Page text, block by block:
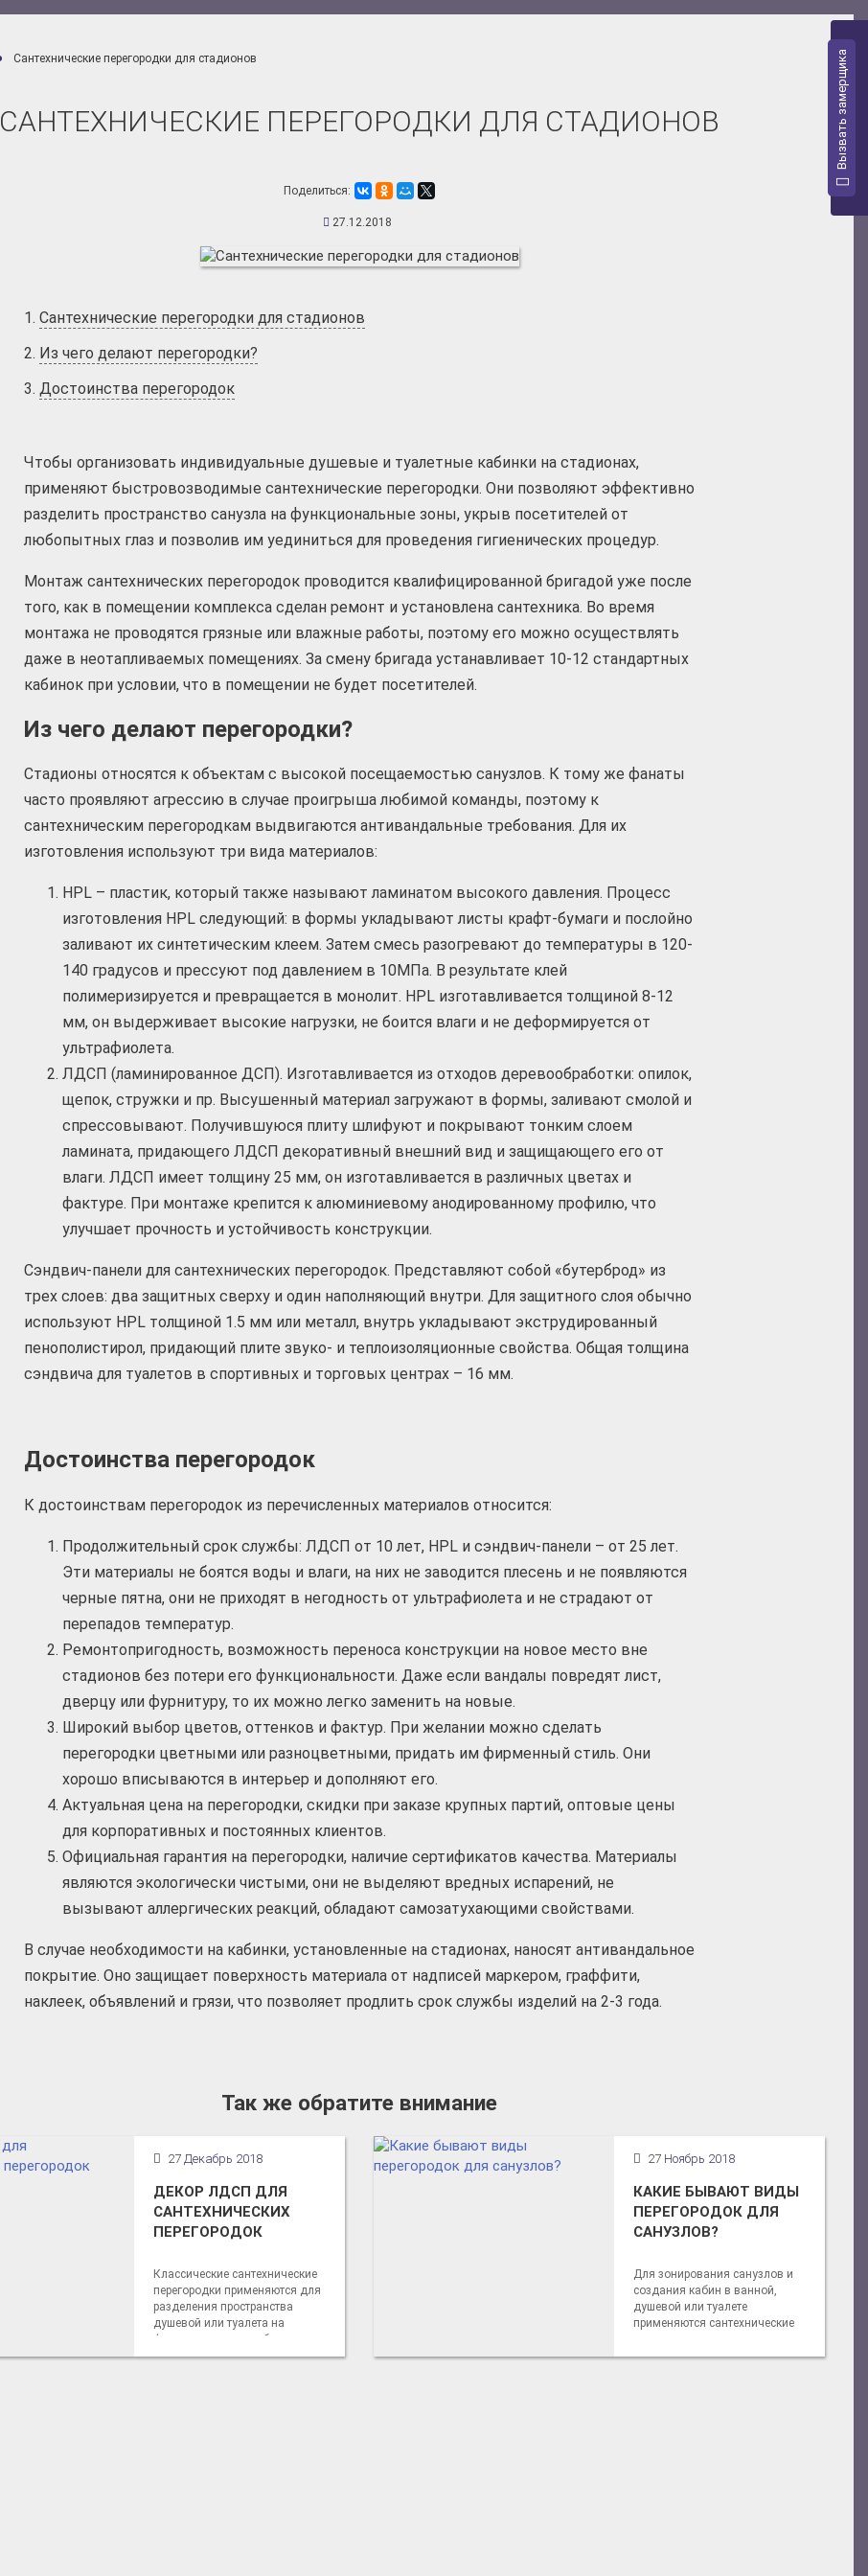
Вызвать замерщика
Сантехнические перегородки для стадионов
САНТЕХНИЧЕСКИЕ ПЕРЕГОРОДКИ ДЛЯ СТАДИОНОВ
Поделиться:
27.12.2018
Сантехнические перегородки для стадионов
Из чего делают перегородки?
Достоинства перегородок
Чтобы организовать индивидуальные душевые и туалетные кабинки на стадионах,
применяют быстровозводимые сантехнические перегородки. Они позволяют эффективно
разделить пространство санузла на функциональные зоны, укрыв посетителей от
любопытных глаз и позволив им уединиться для проведения гигиенических процедур.
Монтаж сантехнических перегородок проводится квалифицированной бригадой уже после
того, как в помещении комплекса сделан ремонт и установлена сантехника. Во время
монтажа не проводятся грязные или влажные работы, поэтому его можно осуществлять
даже в неотапливаемых помещениях. За смену бригада устанавливает 10-12 стандартных
кабинок при условии, что в помещении не будет посетителей.
Из чего делают перегородки?
Стадионы относятся к объектам с высокой посещаемостью санузлов. К тому же фанаты
часто проявляют агрессию в случае проигрыша любимой команды, поэтому к
сантехническим перегородкам выдвигаются антивандальные требования. Для их
изготовления используют три вида материалов:
HPL – пластик, который также называют ламинатом высокого давления. Процесс
изготовления HPL следующий: в формы укладывают листы крафт-бумаги и послойно
заливают их синтетическим клеем. Затем смесь разогревают до температуры в 120-
140 градусов и прессуют под давлением в 10МПа. В результате клей
полимеризируется и превращается в монолит. HPL изготавливается толщиной 8-12
мм, он выдерживает высокие нагрузки, не боится влаги и не деформируется от
ультрафиолета.
ЛДСП (ламинированное ДСП). Изготавливается из отходов деревообработки: опилок,
щепок, стружки и пр. Высушенный материал загружают в формы, заливают смолой и
спрессовывают. Получившуюся плиту шлифуют и покрывают тонким слоем
ламината, придающего ЛДСП декоративный внешний вид и защищающего его от
влаги. ЛДСП имеет толщину 25 мм, он изготавливается в различных цветах и
фактуре. При монтаже крепится к алюминиевому анодированному профилю, что
улучшает прочность и устойчивость конструкции.
Сэндвич-панели для сантехнических перегородок. Представляют собой «бутерброд» из
трех слоев: два защитных сверху и один наполняющий внутри. Для защитного слоя обычно
используют HPL толщиной 1.5 мм или металл, внутрь укладывают экструдированный
пенополистирол, придающий плите звуко- и теплоизоляционные свойства. Общая толщина
сэндвича для туалетов в спортивных и торговых центрах – 16 мм.
Достоинства перегородок
К достоинствам перегородок из перечисленных материалов относится:
Продолжительный срок службы: ЛДСП от 10 лет, HPL и сэндвич-панели – от 25 лет.
Эти материалы не боятся воды и влаги, на них не заводится плесень и не появляются
черные пятна, они не приходят в негодность от ультрафиолета и не страдают от
перепадов температур.
Ремонтопригодность, возможность переноса конструкции на новое место вне
стадионов без потери его функциональности. Даже если вандалы повредят лист,
дверцу или фурнитуру, то их можно легко заменить на новые.
Широкий выбор цветов, оттенков и фактур. При желании можно сделать
перегородки цветными или разноцветными, придать им фирменный стиль. Они
хорошо вписываются в интерьер и дополняют его.
Актуальная цена на перегородки, скидки при заказе крупных партий, оптовые цены
для корпоративных и постоянных клиентов.
Официальная гарантия на перегородки, наличие сертификатов качества. Материалы
являются экологически чистыми, они не выделяют вредных испарений, не
вызывают аллергических реакций, обладают самозатухающими свойствами.
В случае необходимости на кабинки, установленные на стадионах, наносят антивандальное
покрытие. Оно защищает поверхность материала от надписей маркером, граффити,
наклеек, объявлений и грязи, что позволяет продлить срок службы изделий на 2-3 года.
Так же обратите внимание
27 Декабрь 2018
ДЕКОР ЛДСП ДЛЯ
САНТЕХНИЧЕСКИХ
ПЕРЕГОРОДОК
Классические сантехнические
перегородки применяются для
разделения пространства
душевой или туалета на
функциональные кабинки,
позволяющие пользователям
27 Ноябрь 2018
КАКИЕ БЫВАЮТ ВИДЫ
ПЕРЕГОРОДОК ДЛЯ
САНУЗЛОВ?
Для зонирования санузлов и
создания кабин в ванной,
душевой или туалете
применяются сантехнические